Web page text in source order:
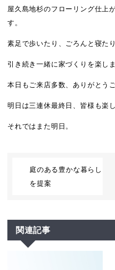
屋久島地杉のフローリング仕上
す。
素足で歩いたり、ごろんと寝た
引き続き一緒に家づくりを楽し
本日もご来店多数、ありがとう
明日は三連休最終日、皆様も楽
それではまた明日。
庭のある豊かな暮らし
を提案
関連記事